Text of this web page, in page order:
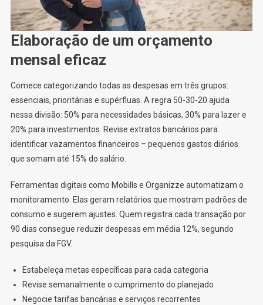
Elaboração de um orçamento
mensal eficaz
Comece categorizando todas as despesas em três grupos:
essenciais, prioritárias e supérfluas. A regra 50-30-20 ajuda
nessa divisão: 50% para necessidades básicas, 30% para lazer e
20% para investimentos. Revise extratos bancários para
identificar vazamentos financeiros – pequenos gastos diários
que somam até 15% do salário.
Ferramentas digitais como Mobills e Organizze automatizam o
monitoramento. Elas geram relatórios que mostram padrões de
consumo e sugerem ajustes. Quem registra cada transação por
90 dias consegue reduzir despesas em média 12%, segundo
pesquisa da FGV.
Estabeleça metas específicas para cada categoria
Revise semanalmente o cumprimento do planejado
Negocie tarifas bancárias e serviços recorrentes